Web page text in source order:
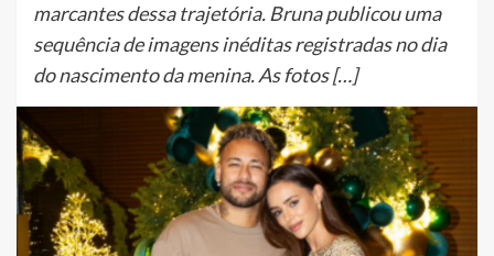
marcantes dessa trajetória. Bruna publicou uma
sequência de imagens inéditas registradas no dia
do nascimento da menina. As fotos […]